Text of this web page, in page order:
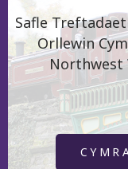
Safle
Orllewin
Northwest